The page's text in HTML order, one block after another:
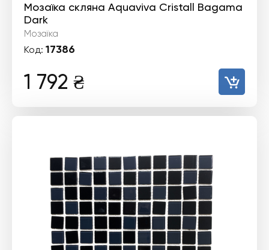
Мозаїка скляна Aquaviva Сristall Bagama
Dark
Мозаїка
Код: 17386
1 792 ₴